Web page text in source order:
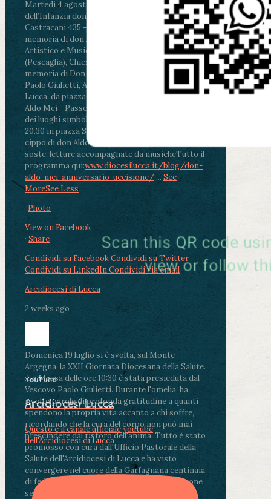
Martedì 4 agosto2026
ore 11:30 - Lucca, Scuola
dell’Infanzia don Aldo Mei - Viale Castruccio
Castracani 435 - Inaugurazione murales in
memoria di don Aldo Mei curato dal Liceo
Artistico e Musicale “Passaglia”
ore 18 - Fiano
(Pescaglia), Chiesa parrocchiale - Messa in
memoria di Don Aldo Mei celebrata da mons.
Paolo Giulietti, Arcivescovo di Lucca
ore 20.30 -
Lucca, da piazza San Michele al Cippo di don
Aldo Mei - Passeggiata della Memoria in alcuni
dei luoghi simbolo della città. Ritrovo alle ore
20.30 in piazza San Michele con conclusione al
cippo di don Aldo Mei (Porta Elisa). Durante le
soste, letture accompagnate da musicheTutto il
programma qui:www.diocesilucca.it/blog/don-
aldo-mei-anniversario-uccisione/ ... See
MoreSee Less
Photo
View on Facebook
· Share
Condividi su FacebookCondividi su Twitter
Condividi su LinkedInCondividi via email
Arcidiocesi di Lucca
2 weeks ago
Domenica 19 luglio si è svolta, sul Monte
Argegna, la XXII Giornata Diocesana della Salute.
.La Messa delle ore 10:30 è stata presieduta dal
Vescovo Paolo Giulietti. Durante l'omelia, ha
rivolto parole di profonda gratitudine a quanti
spendono la propria vita accanto a chi soffre,
ricordando che la cura del corpo non può mai
prescindere dal ristoro dell'anima..Tutto è stato
promosso con cura dall'Ufficio Pastorale della
Salute dell'Arcidiocesi di Lucca e ha visto
convergere nel cuore della Garfagnana centinaia
di fedeli, operatori sanitari, volontari e persone
segnate dalla malattia.
YouTube
Arcidiocesi Lucca
Questo è il canale ufficiale youtube
dell'Arcidiocesi di Lucca